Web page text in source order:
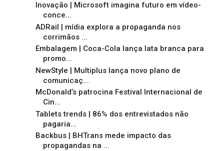
Inovação | Microsoft imagina futuro em vídeo-
conce...
ADRail | mídia explora a propaganda nos
corrimãos ...
Embalagem | Coca-Cola lança lata branca para
promo...
NewStyle | Multiplus lança novo plano de
comunicaç...
McDonald’s patrocina Festival Internacional de
Cin...
Tablets trends | 86% dos entrevistados não
pagaria...
Backbus | BHTrans mede impacto das
propagandas na ...